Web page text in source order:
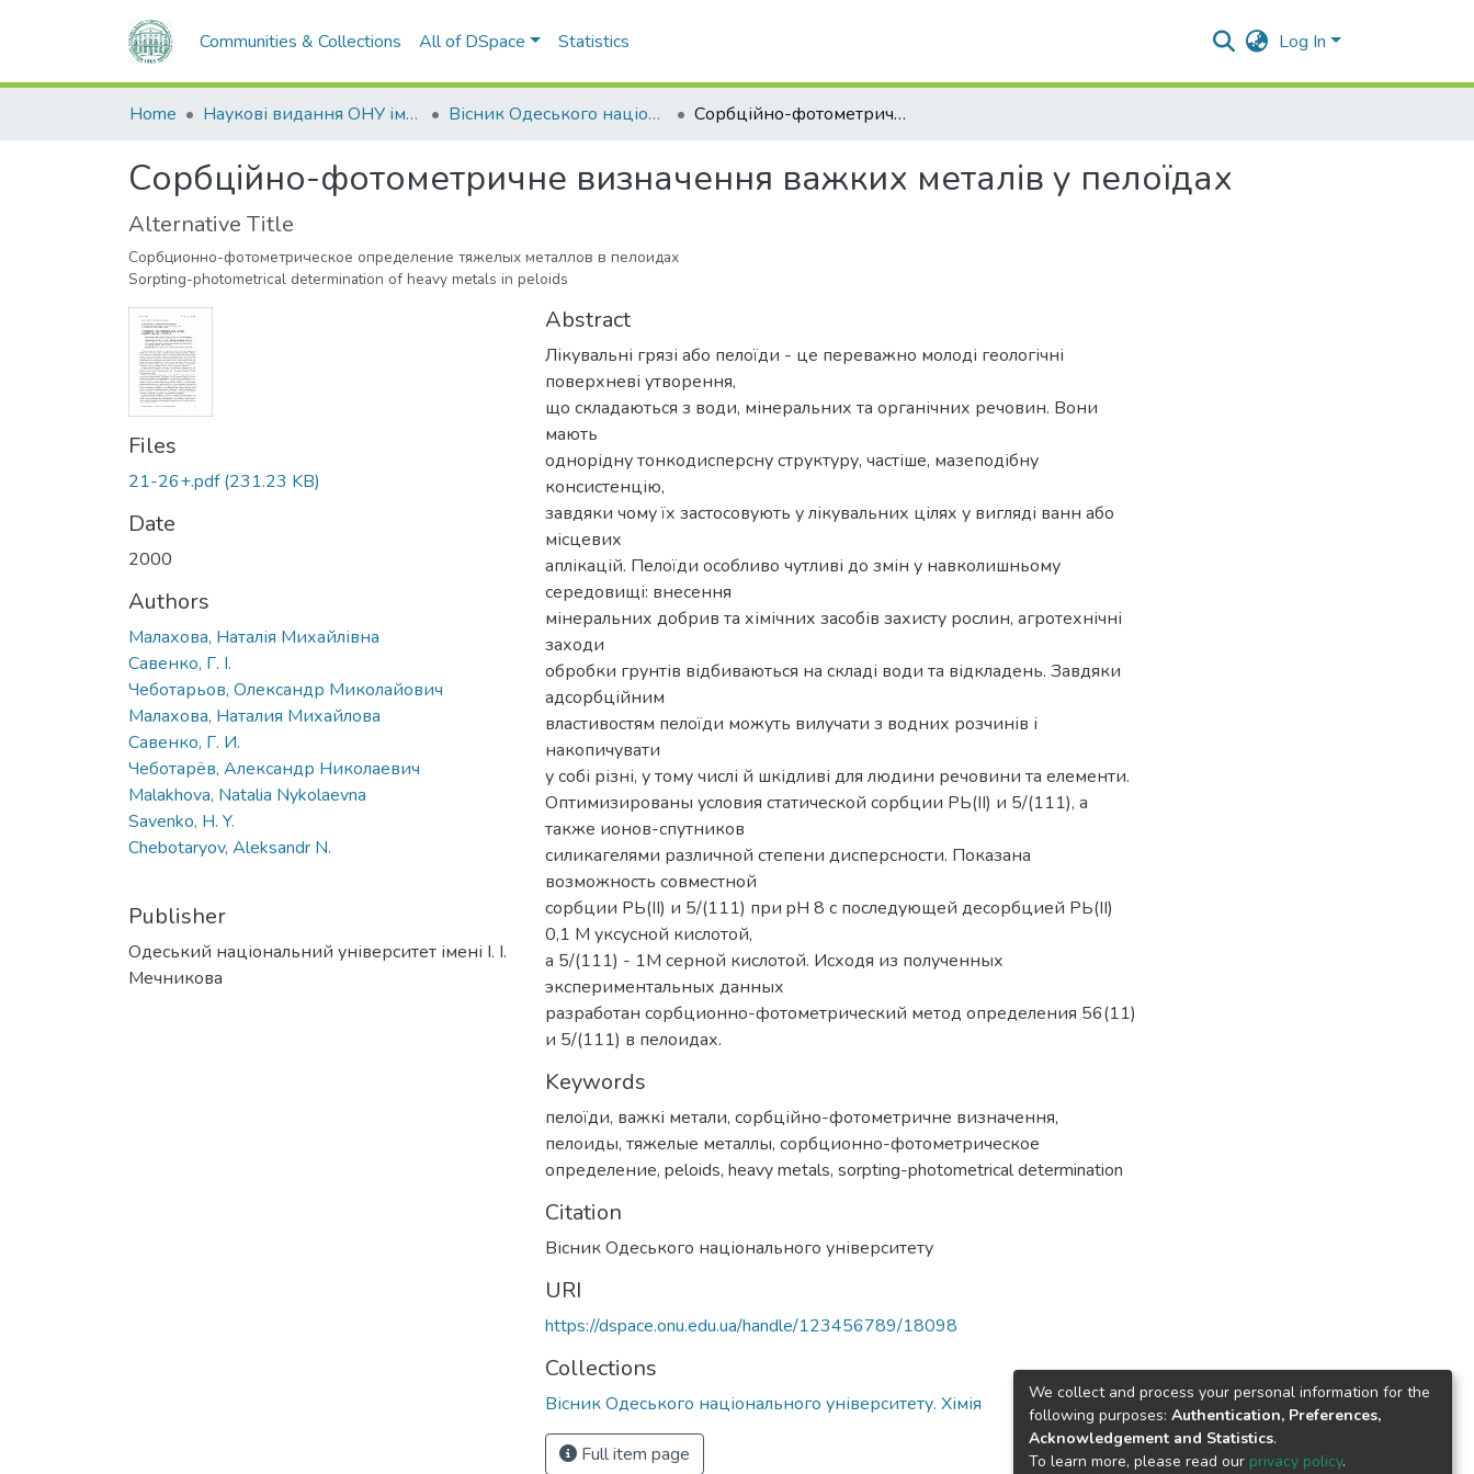
Communities & Collections All of DSpace Statistics Log In
Home Наукові видання ОНУ імені І. І. Мечникова Вісник Одеського національного університету. Хімія Сорбційно-фотометричне визначення важких металів у пелоїдах
Сорбційно-фотометричне визначення важких металів у пелоїдах
Alternative Title
Сорбционно-фотометрическое определение тяжелых металлов в пелоидах
Sorpting-photometrical determination of heavy metals in peloids
Files
21-26+.pdf(231.23 KB)
Date
2000
Authors
Малахова, Наталія Михайлівна
Савенко, Г. І.
Чеботарьов, Олександр Миколайович
Малахова, Наталия Михайлова
Савенко, Г. И.
Чеботарёв, Александр Николаевич
Malakhova, Natalia Nykolaevna
Savenko, H. Y.
Chebotaryov, Aleksandr N.
Publisher
Одеський національний університет імені І. І.
Мечникова
Abstract
Лікувальні грязі або пелоїди - це переважно молоді геологічні
поверхневі утворення,
що складаються з води, мінеральних та органічних речовин. Вони
мають
однорідну тонкодисперсну структуру, частіше, мазеподібну
консистенцію,
завдяки чому їх застосовують у лікувальних цілях у вигляді ванн або
місцевих
аплікацій. Пелоїди особливо чутливі до змін у навколишньому
середовищі: внесення
мінеральних добрив та хімічних засобів захисту рослин, агротехнічні
заходи
обробки грунтів відбиваються на складі води та відкладень. Завдяки
адсорбційним
властивостям пелоїди можуть вилучати з водних розчинів і
накопичувати
у собі різні, у тому числі й шкідливі для людини речовини та елементи.
Оптимизированы условия статической сорбции РЬ(II) и 5/(111), а
также ионов-спутников
силикагелями различной степени дисперсности. Показана
возможность совместной
сорбции РЬ(II) и 5/(111) при pH 8 с последующей десорбцией РЬ(II)
0,1 М уксусной кислотой,
а 5/(111) - 1М серной кислотой. Исходя из полученных
экспериментальных данных
разработан сорбционно-фотометрический метод определения 56(11)
и 5/(111) в пелоидах.
Keywords
пелоїди, важкі метали, сорбційно-фотометричне визначення,
пелоиды, тяжелые металлы, сорбционно-фотометрическое
определение, peloids, heavy metals, sorpting-photometrical determination
Citation
Вісник Одеського національного університету
URI
https://dspace.onu.edu.ua/handle/123456789/18098
Collections
Вісник Одеського національного університету. Хімія
Full item page
We collect and process your personal information for the
following purposes: Authentication, Preferences,
Acknowledgement and Statistics.
To learn more, please read our privacy policy.